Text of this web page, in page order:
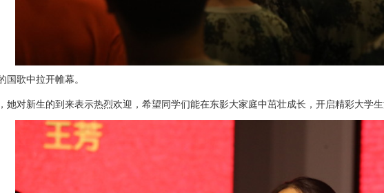
国歌中拉开帷幕。
她对新生的到来表示热烈欢迎，希望同学们能在东影大家庭中茁壮成长，开启精彩大学